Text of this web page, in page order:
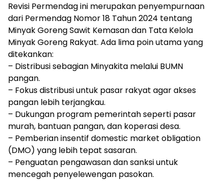
Revisi Permendag ini merupakan penyempurnaan
dari Permendag Nomor 18 Tahun 2024 tentang
Minyak Goreng Sawit Kemasan dan Tata Kelola
Minyak Goreng Rakyat. Ada lima poin utama yang
ditekankan:
– Distribusi sebagian Minyakita melalui BUMN
pangan.
– Fokus distribusi untuk pasar rakyat agar akses
pangan lebih terjangkau.
– Dukungan program pemerintah seperti pasar
murah, bantuan pangan, dan koperasi desa.
– Pemberian insentif domestic market obligation
(DMO) yang lebih tepat sasaran.
– Penguatan pengawasan dan sanksi untuk
mencegah penyelewengan pasokan.